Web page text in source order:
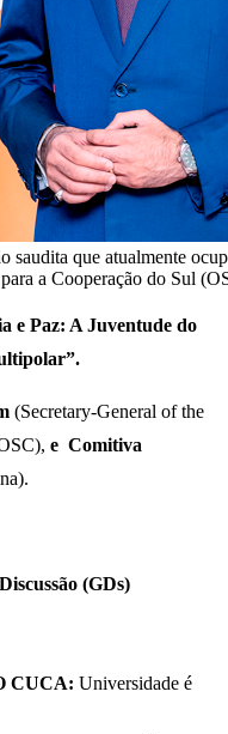
saudita que atualmente
a Cooperação do Sul
e Paz: A Juventude do
(Secretary-General of the
e Comitiva
(GDs)
CUCA: Universidade é